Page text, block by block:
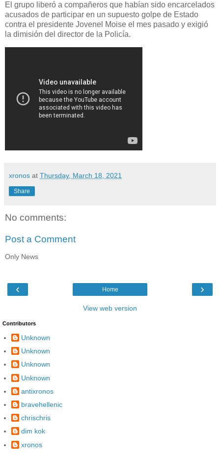
El grupo liberó a compañeros que habían sido encarcelados
acusados de participar en un supuesto golpe de Estado
contra el presidente Jovenel Moise el mes pasado y exigió
la dimisión del director de la Policía.
xronos at Thursday, March 18, 2021
Share
No comments:
Post a Comment
Only News
‹ ›
Home
View web version
Contributors
Unknown
Unknown
Unknown
Unknown
antixronos
bravehellenic
chrischris
dim kok
xronos